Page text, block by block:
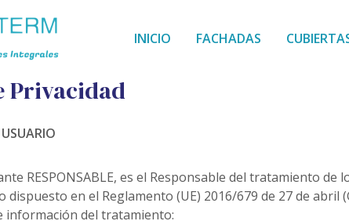
INICIO FACHADAS
Privacidad
RESPONSABLE, es el Responsable del tratamiento
en el Reglamento (UE) 2016/679 de 27 de abril
información del tratamiento: